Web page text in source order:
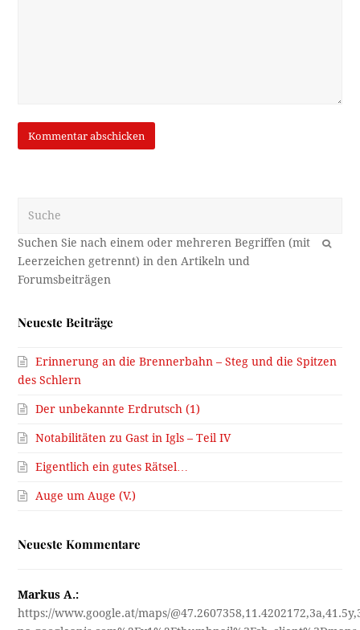
OK
Neueste Beiträge
Erinnerung an die Brennerbahn – Steg und die Spitzen
des Schlern
Der unbekannte Erdrutsch (1)
Notabilitäten zu Gast in Igls – Teil IV
Eigentlich ein gutes Rätsel…
Auge um Auge (V.)
Neueste Kommentare
Markus A.:
https://www.google.at/maps/